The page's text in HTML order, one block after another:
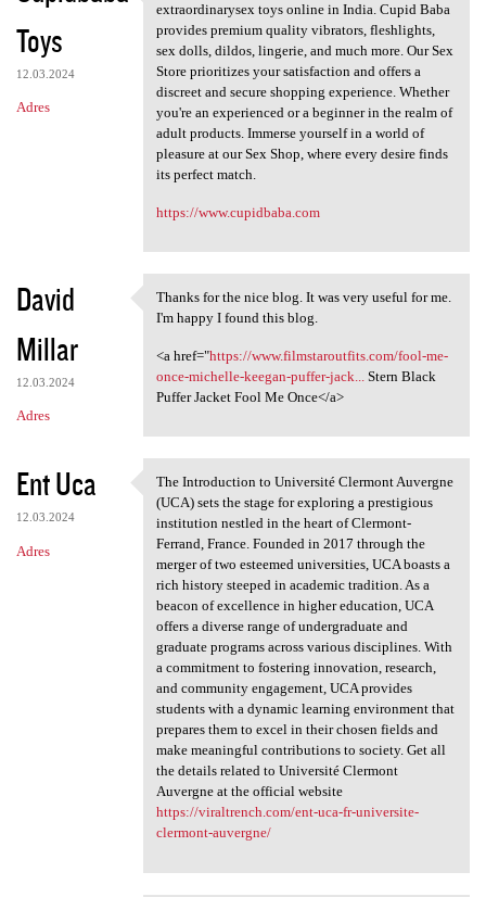
Toys
12.03.2024
Adres
extraordinarysex toys online in India. Cupid Baba
provides premium quality vibrators, fleshlights,
sex dolls, dildos, lingerie, and much more. Our Sex
Store prioritizes your satisfaction and offers a
discreet and secure shopping experience. Whether
you're an experienced or a beginner in the realm of
adult products. Immerse yourself in a world of
pleasure at our Sex Shop, where every desire finds
its perfect match.
https://www.cupidbaba.com
David
Millar
12.03.2024
Adres
Thanks for the nice blog. It
Thanks for the nice blog. It was very useful for me.
I'm happy I found this blog.
<a href="https://www.filmstaroutfits.com/fool-me-
once-michelle-keegan-puffer-jack...
Stern Black
Puffer Jacket Fool Me Once</a>
Ent Uca
12.03.2024
Adres
The Introduction to
The Introduction to Université Clermont Auvergne
(UCA) sets the stage for exploring a prestigious
institution nestled in the heart of Clermont-
Ferrand, France. Founded in 2017 through the
merger of two esteemed universities, UCA boasts a
rich history steeped in academic tradition. As a
beacon of excellence in higher education, UCA
offers a diverse range of undergraduate and
graduate programs across various disciplines. With
a commitment to fostering innovation, research,
and community engagement, UCA provides
students with a dynamic learning environment that
prepares them to excel in their chosen fields and
make meaningful contributions to society. Get all
the details related to Université Clermont
Auvergne at the official website
https://viraltrench.com/ent-uca-fr-universite-
clermont-auvergne/